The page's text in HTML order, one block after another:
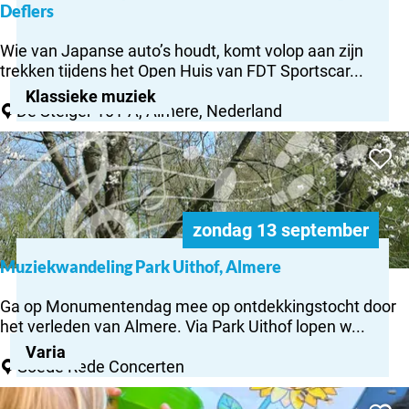
Deflers
p
e
n
H
u
s
F
D
T
S
p
o
t
s
a
r
s
Deflers
Wie van Japanse auto’s houdt, komt volop aan zijn
trekken tijdens het Open Huis van FDT Sportscar...
De Steiger 101-A, Almere, Nederland
Muziekwandeling
Park Uithof,
Almere
M
u
z
i
e
k
w
Muziekwandeling Park Uithof, Almere
zondag 13 september
Ga op Monumentendag mee op ontdekkingstocht door
het verleden van Almere. Via Park Uithof lopen w...
Goede Rede Concerten
Klassieke muziek
Voeg
Kliederlab
Varia